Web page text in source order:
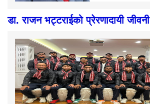
डा. राजन भट्टराईको प्रेरणादायी जीवनी